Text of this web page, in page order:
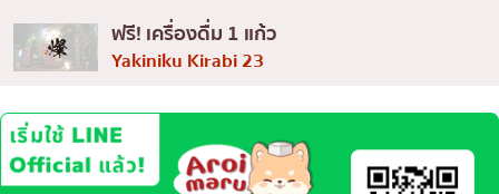
ฟรี! เครื่องดื่ม 1 แก้ว
Yakiniku Kirabi 23